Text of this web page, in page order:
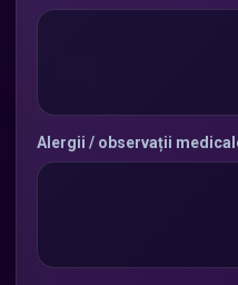
Alergii / observații